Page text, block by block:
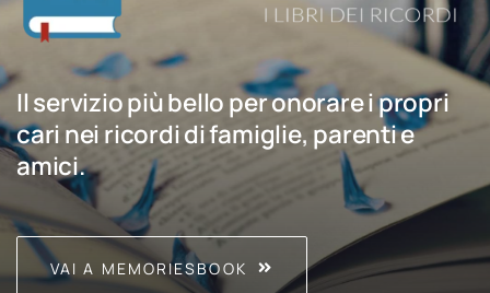
Il servizio più bello per onorare i propri
cari nei ricordi di famiglie, parenti e
amici.
VAI A MEMORIESBOOK